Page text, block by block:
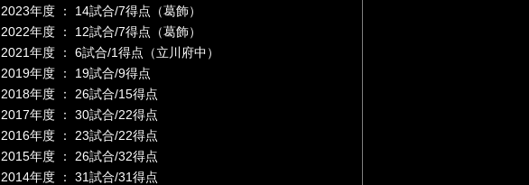
2023年度 ： 14試合/7得点（葛飾）
2022年度 ： 12試合/7得点（葛飾）
2021年度 ： 6試合/1得点（立川府中）
2019年度 ： 19試合/9得点
2018年度 ： 26試合/15得点
2017年度 ： 30試合/22得点
2016年度 ： 23試合/22得点
2015年度 ： 26試合/32得点
2014年度 ： 31試合/31得点